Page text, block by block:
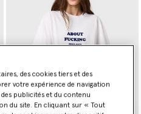
des cookies tiers et des
votre expérience de navigation
publicités et du contenu
du site. En cliquant sur « Tout